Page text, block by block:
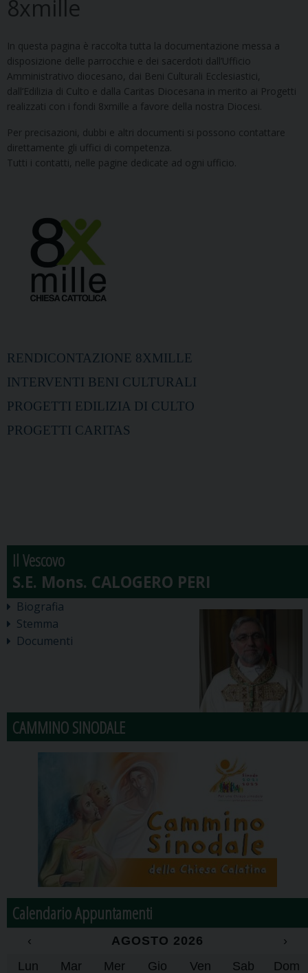
8xmille
In questa pagina è raccolta tutta la documentazione messa a
disposizione delle parrocchie e dei sacerdoti dall’Ufficio
Amministrativo diocesano, dai Beni Culturali Ecclesiastici,
dall’Edilizia di Culto e dalla Caritas Diocesana in merito ai Progetti
realizzati con i fondi 8xmille a favore della nostra Diocesi.
Per precisazioni, dubbi e altri documenti si possono contattare
direttamente gli uffici di competenza.
Tutti i contatti, nelle pagine dedicate ad ogni ufficio.
RENDICONTAZIONE 8XMILLE
INTERVENTI BENI CULTURALI
PROGETTI EDILIZIA DI CULTO
PROGETTI CARITAS
Il Vescovo
Biografia
Stemma
Documenti
CAMMINO SINODALE
Calendario Appuntamenti
‹ AGOSTO 2026
›
Lun
Mar Mer Gio Ven Sab Dom